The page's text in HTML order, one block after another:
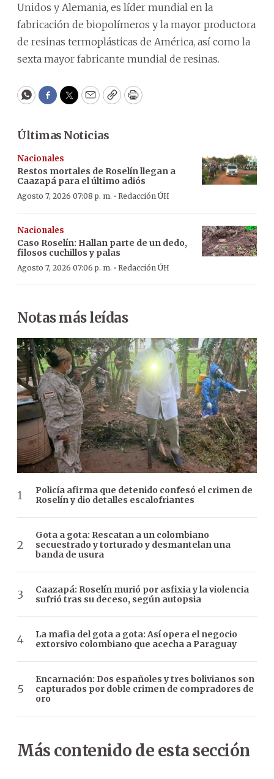
Unidos y Alemania, es líder mundial en la
fabricación de biopolímeros y la mayor productora
de resinas termoplásticas de América, así como la
sexta mayor fabricante mundial de resinas.
WhatsApp
Facebook
Twitter
EmailCopyPrint
Últimas Noticias
Nacionales
Restos mortales de Roselín llegan a
Caazapá para el último adiós
Agosto 7, 2026 07:08 p. m. · Redacción ÚH
Nacionales
Caso Roselín: Hallan parte de un dedo,
filosos cuchillos y palas
Agosto 7, 2026 07:06 p. m. · Redacción ÚH
Notas más leídas
Policía afirma que detenido confesó el crimen de
Roselín y dio detalles escalofriantes
Gota a gota: Rescatan a un colombiano
secuestrado y torturado y desmantelan una
banda de usura
Caazapá: Roselín murió por asfixia y la violencia
sufrió tras su deceso, según autopsia
La mafia del gota a gota: Así opera el negocio
extorsivo colombiano que acecha a Paraguay
Encarnación: Dos españoles y tres bolivianos son
capturados por doble crimen de compradores de
oro
Más contenido de esta sección